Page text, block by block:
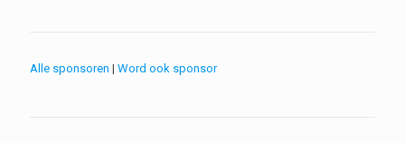
Alle sponsoren | Word ook sponsor